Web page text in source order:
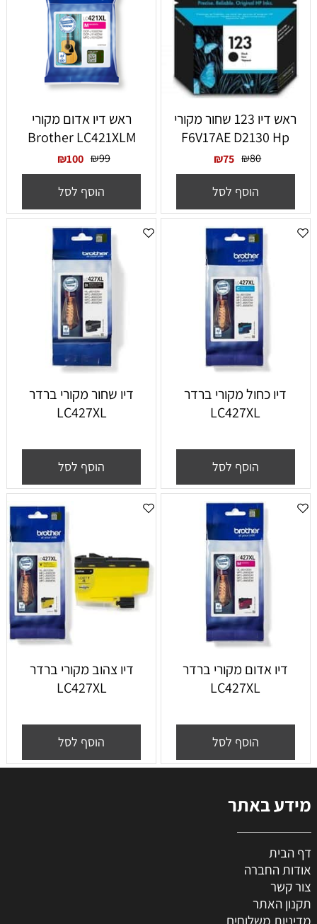
ראש דיו 123 שחור מקורי
F6V17AE D2130 Hp
₪80
₪75
הוסף לסל
‏ראש דיו אדום מקורי
Brother LC421XLM
₪99
₪100
הוסף לסל
דיו כחול מקורי ברדר
LC427XL
הוסף לסל
דיו שחור מקורי ברדר
LC427XL
הוסף לסל
דיו אדום מקורי ברדר
LC427XL
הוסף לסל
דיו צהוב מקורי ברדר
LC427XL
הוסף לסל
מידע באתר
דף הבית
אודות החברה
צור קשר
תקנון האתר
מדיניות משלוחים